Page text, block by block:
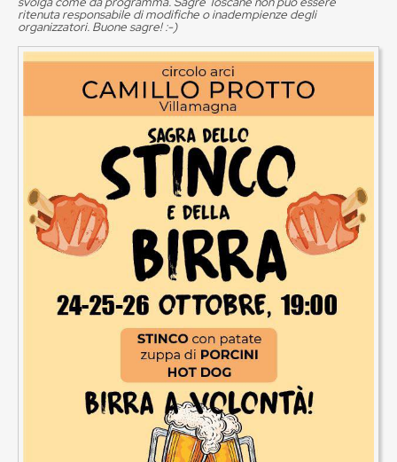
ritenuta responsabile di modifiche o inadempienze degli
organizzatori. Buone sagre! :-)